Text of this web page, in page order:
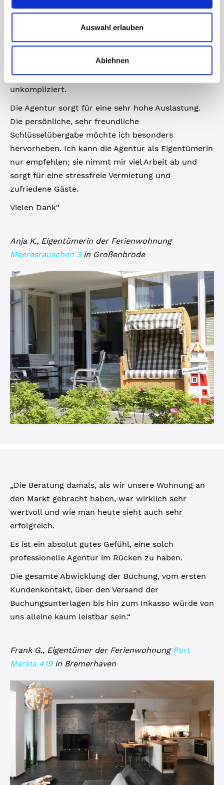
Auswahl erlauben
Ablehnen
betreut. Die Buchungen laufen reibungslos. Die
Kommunikation, besonders mit dem Team in
Großenbrode, ist stets schnell, freundlich und
unkompliziert.
Die Agentur sorgt für eine sehr hohe Auslastung.
Die persönliche, sehr freundliche
Schlüsselübergabe möchte ich besonders
hervorheben. Ich kann die Agentur als Eigentümerin
nur empfehlen; sie nimmt mir viel Arbeit ab und
sorgt für eine stressfreie Vermietung und
zufriedene Gäste.
Vielen Dank“
Anja K., Eigentümerin der Ferienwohnung
Meeresrauschen 3in Großenbrode
„Die Beratung damals, als wir unsere Wohnung an
den Markt gebracht haben, war wirklich sehr
wertvoll und wie man heute sieht auch sehr
erfolgreich.
Es ist ein absolut gutes Gefühl, eine solch
professionelle Agentur im Rücken zu haben.
Die gesamte Abwicklung der Buchung, vom ersten
Kundenkontakt, über den Versand der
Buchungsunterlagen bis hin zum Inkasso würde von
uns alleine kaum leistbar sein.“
Frank G., Eigentümer der Ferienwohnung Port
Marina 419in Bremerhaven